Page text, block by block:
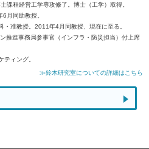
課程経営工学専攻修了。博士（工学）取得。
月同助教授。
准教授。2011年4月同教授、現在に至る。
推進事務局参事官（インフラ・防災担当）付上席
ティング。
≫鈴木研究室についての詳細はこちら